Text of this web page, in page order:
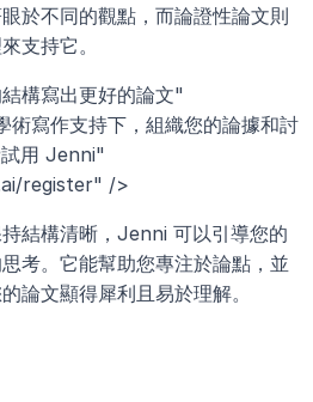
於不同的觀點，而論證性論文則
支持它。
構寫出更好的論文"
寫作支持下，組織您的論據和討
用 Jenni"
register" />
結構清晰，Jenni 可以引導您的
考。它能幫助您專注於論點，並
論文顯得犀利且易於理解。